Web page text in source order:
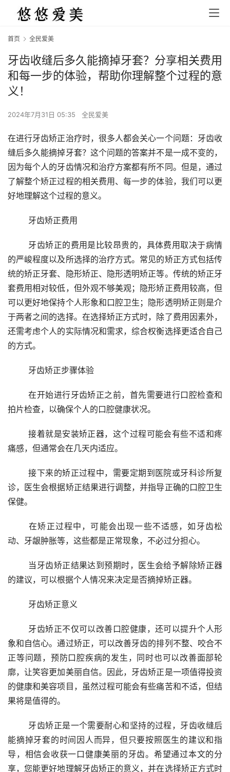
首页 全民爱美
牙齿收缝后多久能摘掉牙套？分享相关费用
和每一步的体验，帮助你理解整个过程的意
义！
2024年7月31日 05:35 全民爱美
在进行牙齿矫正治疗时，很多人都会关心一个问题：牙齿收
缝后多久能摘掉牙套？这个问题的答案并不是一成不变的，
因为每个人的牙齿情况和治疗方案都有所不同。但是，通过
了解整个矫正过程的相关费用、每一步的体验，我们可以更
好地理解这个过程的意义。
	牙齿矫正费用
的严峻程度以及所选择的治疗方式。常见的矫正方式包括传
统的矫正牙套、隐形矫正、隐形透明矫正等。传统的矫正牙
套费用相对较低，但外观不够美观；隐形矫正费用较高，但
可以更好地保持个人形象和口腔卫生；隐形透明矫正则是介
于两者之间的选择。在选择矫正方式时，除了费用因素外，
还需考虑个人的实际情况和需求，综合权衡选择更适合自己
的方式。
	牙齿矫正步骤体验
	在开始进行牙齿矫正之前，首先需要进行口腔检查和
拍片检查，以确保个人的口腔健康状况。
	接着就是安装矫正器，这个过程可能会有些不适和疼
痛感，但通常会在几天内适应。
	接下来的矫正过程中，需要定期到医院或牙科诊所复
诊，医生会根据矫正结果进行调整，并指导正确的口腔卫生
保健。
	在矫正过程中，可能会出现一些不适感，如牙齿松
动、牙龈肿胀等，这些都是正常现象，不必过分担心。
的建议，可以根据个人情况来决定是否摘掉矫正器。
	牙齿矫正意义
象和自信心。通过矫正，可以改善牙齿的排列不整、咬合不
正等问题，预防口腔疾病的发生，同时也可以改善面部轮
廓，让笑容更加美丽自信。因此，牙齿矫正是一项值得投资
的健康和美容项目，虽然过程可能会有些痛苦和不适，但结
果将是值得的。
能摘掉牙套的时间因人而异，但只要按照医生的建议和指
导，相信会收获一口健康美丽的牙齿。希望通过本文的分
享，您能更好地理解牙齿矫正的意义，并在选择矫正方式时